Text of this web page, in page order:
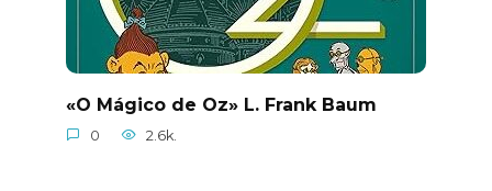
«O Mágico de Oz» L. Frank Baum
0 2.6k.